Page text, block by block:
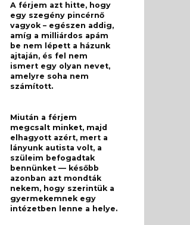
A férjem azt hitte, hogy
egy szegény pincérnő
vagyok – egészen addig,
amíg a milliárdos apám
be nem lépett a házunk
ajtaján, és fel nem
ismert egy olyan nevet,
amelyre soha nem
számított.
Miután a férjem
megcsalt minket, majd
elhagyott azért, mert a
lányunk autista volt, a
szüleim befogadtak
bennünket — később
azonban azt mondták
nekem, hogy szerintük a
gyermekemnek egy
intézetben lenne a helye.